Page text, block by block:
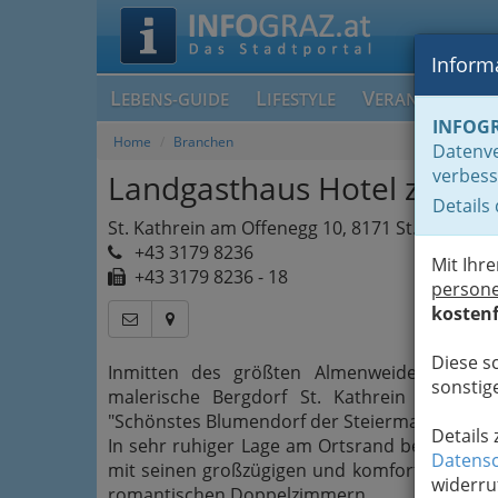
LEBENS-GUIDE LIFESTYLE V
Details
Mit
Diese
Details
Home Branchen
Landgasthaus Hotel zum
St. Kathrein am Offenegg 10, 8171 St. Kathrein
+43 3179 8236
+43 3179 8236 - 18
Inmitten des größten
malerische Bergdorf St. Kathrein am
"Schönstes Blumendorf der Steiermark" und
In sehr ruhiger Lage am Ortsrand befindet
mit seinen großzügigen und komfortabel